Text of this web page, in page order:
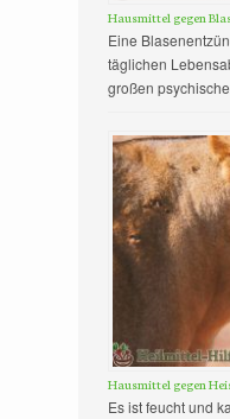
Hausmittel gegen
Eine
täglichen
großen
Hausmittel gegen
Es ist feucht und